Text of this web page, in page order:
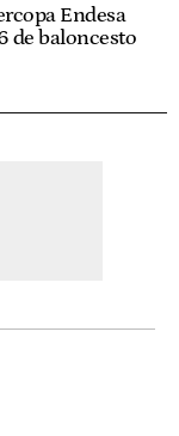
Endesa
de baloncesto